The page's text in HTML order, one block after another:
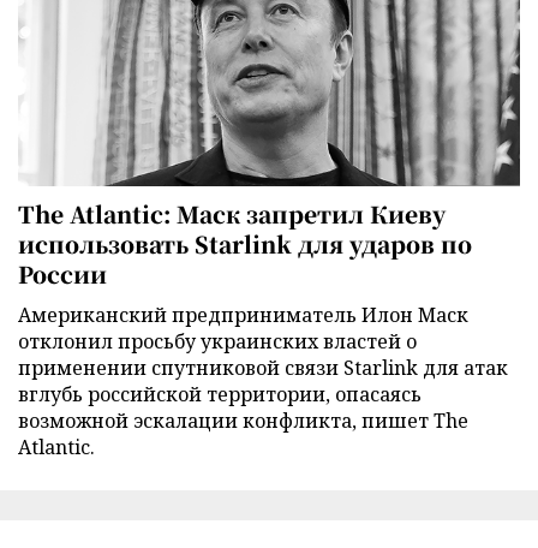
The Atlantic: Маск запретил Киеву
использовать Starlink для ударов по
России
Американский предприниматель Илон Маск
отклонил просьбу украинских властей о
применении спутниковой связи Starlink для атак
вглубь российской территории, опасаясь
возможной эскалации конфликта, пишет The
Atlantic.